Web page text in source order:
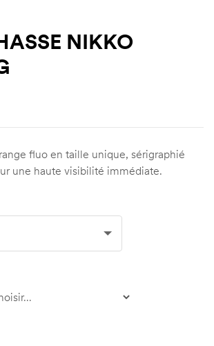
NIKKO
fluo en taille unique, sérigraphié
une haute visibilité immédiate.